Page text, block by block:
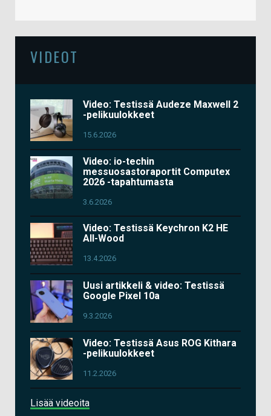
VIDEOT
Video: Testissä Audeze Maxwell 2
-pelikuulokkeet
15.6.2026
Video: io-techin
messuosastoraportit Computex
2026 -tapahtumasta
3.6.2026
Video: Testissä Keychron K2 HE
All-Wood
13.4.2026
Uusi artikkeli & video: Testissä
Google Pixel 10a
9.3.2026
Video: Testissä Asus ROG Kithara
-pelikuulokkeet
11.2.2026
Lisää videoita